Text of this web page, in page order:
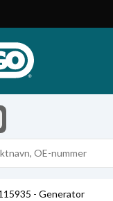
- Generator